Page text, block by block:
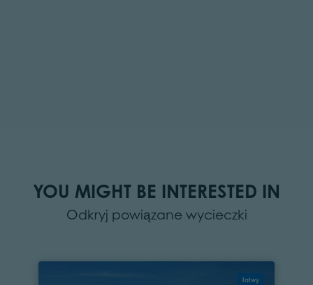
YOU MIGHT BE INTERESTED IN
Odkryj powiązane wycieczki
łatwy